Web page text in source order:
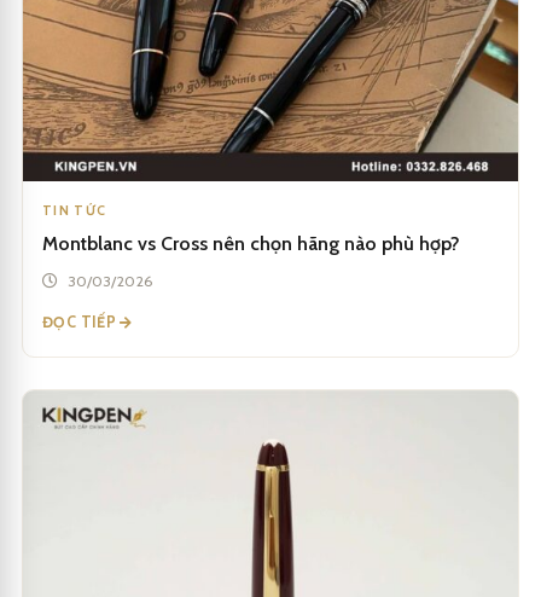
TIN TỨC
Montblanc vs Cross nên chọn hãng nào phù hợp?
30/03/2026
ĐỌC TIẾP